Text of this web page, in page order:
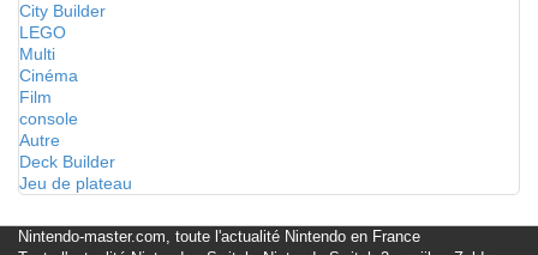
City Builder
LEGO
Multi
Cinéma
Film
console
Autre
Deck Builder
Jeu de plateau
Nintendo-master.com, toute l'actualité Nintendo en France